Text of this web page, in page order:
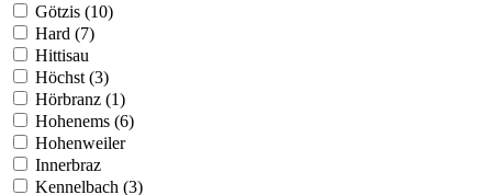
Götzis (10)
Hard (7)
Hittisau
Höchst (3)
Hörbranz (1)
Hohenems (6)
Hohenweiler
Innerbraz
Kennelbach (3)